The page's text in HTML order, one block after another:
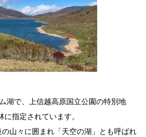
湖で、上信越高原国立公園の特別地
指定されています。
山々に囲まれ「天空の湖」とも呼ばれ